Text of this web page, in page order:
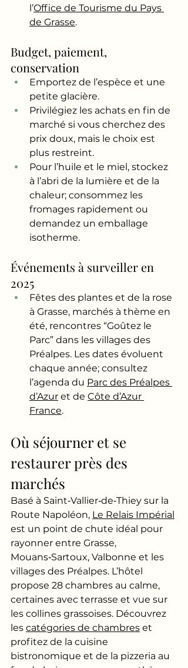
l’Office de Tourisme du Pays
de Grasse.
Budget, paiement,
conservation
Emportez de l’espèce et une
petite glacière.
Privilégiez les achats en fin de
marché si vous cherchez des
prix doux, mais le choix est
plus restreint.
Pour l’huile et le miel, stockez
à l’abri de la lumière et de la
chaleur; consommez les
fromages rapidement ou
demandez un emballage
isotherme.
Événements à surveiller en
2025
Fêtes des plantes et de la rose
à Grasse, marchés à thème en
été, rencontres “Goûtez le
Parc” dans les villages des
Préalpes. Les dates évoluent
chaque année; consultez
l’agenda du Parc des Préalpes
d’Azur et de Côte d’Azur
France.
Où séjourner et se
restaurer près des
marchés
Basé à Saint‑Vallier‑de‑Thiey sur la
Route Napoléon, Le Relais Impérial
est un point de chute idéal pour
rayonner entre Grasse,
Mouans‑Sartoux, Valbonne et les
villages des Préalpes. L’hôtel
propose 28 chambres au calme,
certaines avec terrasse et vue sur
les collines grassoises. Découvrez
les catégories de chambres et
profitez de la cuisine
bistronomique et de la pizzeria au